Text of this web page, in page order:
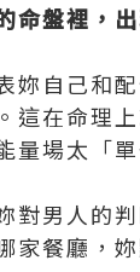
命盤裡，
妳自己和
這在命理
量場太「單
對男人的
家餐廳，